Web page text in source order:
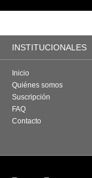
INSTITUCIONALES
Inicio
Quiénes somos
Suscripción
FAQ
Contacto